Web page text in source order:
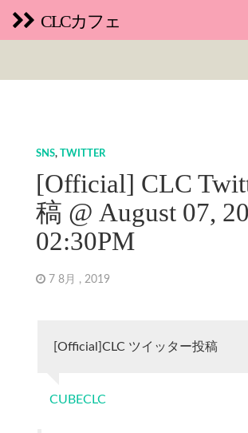
CLCカフェ
SNS, TWITTER
[Official] CLC
稿 @ August 07,
02:30PM
7 8月 , 2019
[Official]CLC ツイッター投稿
CUBECLC